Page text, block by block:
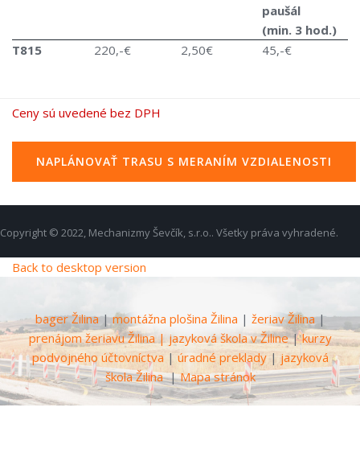
paušál
(min. 3 hod.)
T815
220,-€ 2,50€ 45,-€
Ceny sú uvedené bez DPH
NAPLÁNOVAŤ TRASU S MERANÍM VZDIALENOSTI
Copyright © 2022, Mechanizmy Ševčík, s.r.o.. Všetky práva vyhradené.
Back to desktop version
bager Žilina|montážna plošina Žilina | žeriav Žilina|
prenájom žeriavu Žilina | jazyková škola v Žiline|kurzy
podvojného účtovníctva|úradné preklady| jazyková
škola Žilina|Mapa stránok